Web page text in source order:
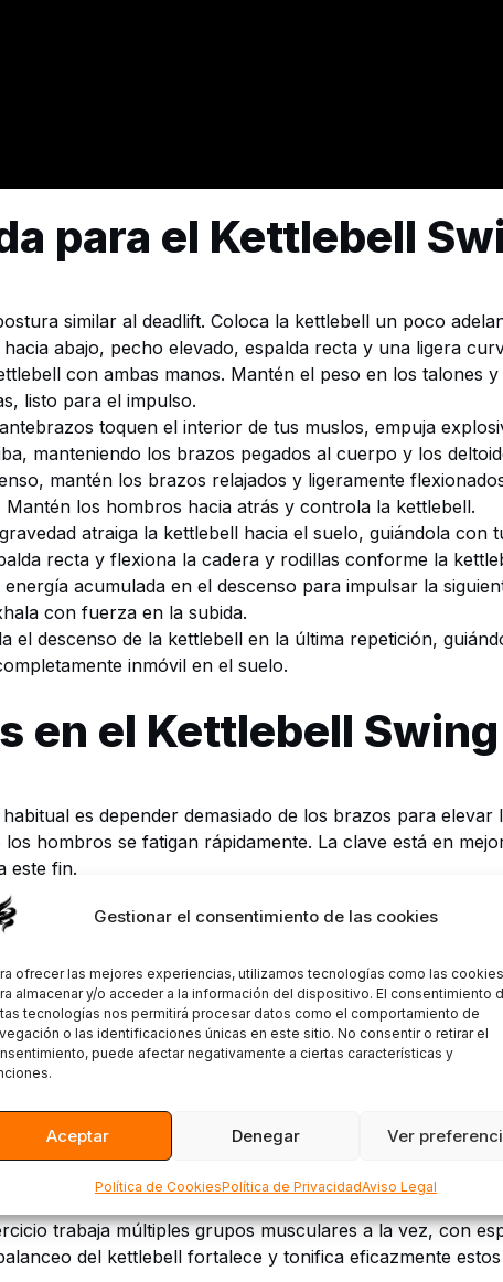
Gestionar el consentimiento de las cookies
ofrecer las mejores experiencias, utilizamos tecnologías como las cookies
almacenar y/o acceder a la información del dispositivo. El consentimiento
tecnologías nos permitirá procesar datos como el comportamiento de
o las identificaciones únicas en este sitio. No consentir o retirar el
puede afectar negativamente a ciertas características y
Aceptar Denegar Ver
Política de CookiesPolítica de PrivacidadAviso Legal
para el Kettlebell
similar al deadlift. Coloca la kettlebell un poco
abajo, pecho elevado, espalda recta y una ligera
con ambas manos. Mantén el peso en los talones
listo para el impulso.
toquen el interior de tus muslos, empuja
manteniendo los brazos pegados al cuerpo y los
mantén los brazos relajados y ligeramente
los hombros hacia atrás y controla la kettlebell.
atraiga la kettlebell hacia el suelo, guiándola
recta y flexiona la cadera y rodillas conforme la
energía acumulada en el descenso para impulsar la
con fuerza en la subida.
el descenso de la kettlebell en la última repetición,
inmóvil en el suelo.
en el Kettlebell
es depender demasiado de los brazos para elevar
hombros se fatigan rápidamente. La clave está en
este fin.
Evita sobrecargar la espalda al final del movimiento. Tu
la espalda en una postura neutral para proteger la
Es crucial realizar una extensión completa de la
al de un salto, pero sin despegar los pies del suelo.
Swing
Swing es un ejercicio de alta intensidad que impulsa
de este movimiento contribuye significativamente a la
para mejorar la capacidad aeróbica y la resistencia
trabaja múltiples grupos musculares a la vez, con
del kettlebell fortalece y tonifica eficazmente